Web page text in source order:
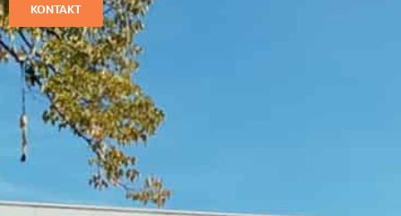
KONTAKT